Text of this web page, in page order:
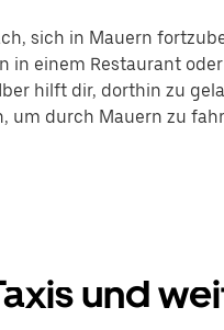
sich in Mauern
in einem Restaurant
hilft dir, dorthin zu
um durch Mauern zu
und